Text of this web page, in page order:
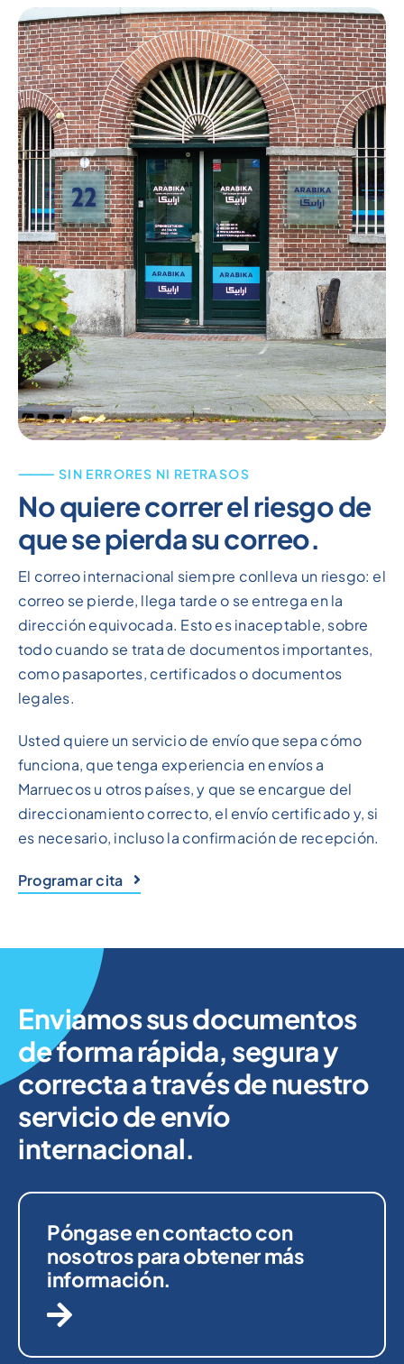
⸻ SIN ERRORES NI RETRASOS
No quiere correr el riesgo de
que se pierda su correo.
El correo internacional siempre conlleva un riesgo: el
correo se pierde, llega tarde o se entrega en la
dirección equivocada. Esto es inaceptable, sobre
todo cuando se trata de documentos importantes,
como pasaportes, certificados o documentos
legales.
Usted quiere un servicio de envío que sepa cómo
funciona, que tenga experiencia en envíos a
Marruecos u otros países, y que se encargue del
direccionamiento correcto, el envío certificado y, si
es necesario, incluso la confirmación de recepción.
Programar cita
Enviamos sus documentos
de forma rápida, segura y
correcta a través de nuestro
servicio de envío
internacional.
Póngase en contacto con
nosotros para obtener más
información.